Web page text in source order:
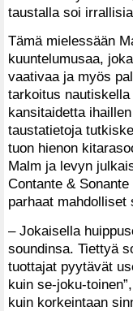
taustalla soi
Tämä mielessään
kuuntelumusaa,
vaativaa ja myös
tarkoitus
kansitaidetta
taustatietoja
tuon hienon
Malm ja levyn
Contante & Sonante
parhaat mahdolliset
– Jokaisella
soundinsa. Tiettyä
tuottajat pyytävät
kuin se-joku-
kuin korkeintaan